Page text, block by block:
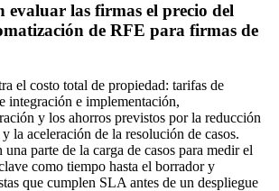
evaluar las firmas el precio del
de RFE para firmas de
el costo total de propiedad: tarifas de
integración e implementación,
y los ahorros previstos por la reducción
la aceleración de la resolución de casos.
parte de la carga de casos para medir el
como tiempo hasta el borrador y
que cumplen SLA antes de un despliegue